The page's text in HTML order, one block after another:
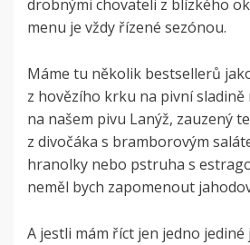
drobnými chovateli z blízkého
menu je vždy řízené sezónou.
Máme tu několik bestsellerů
z hovězího krku na pivní
na našem pivu Lanýž, zauzený
z divočáka s bramborovým
hranolky nebo pstruha s
neměl bych zapomenout
A jestli mám říct jen jedno